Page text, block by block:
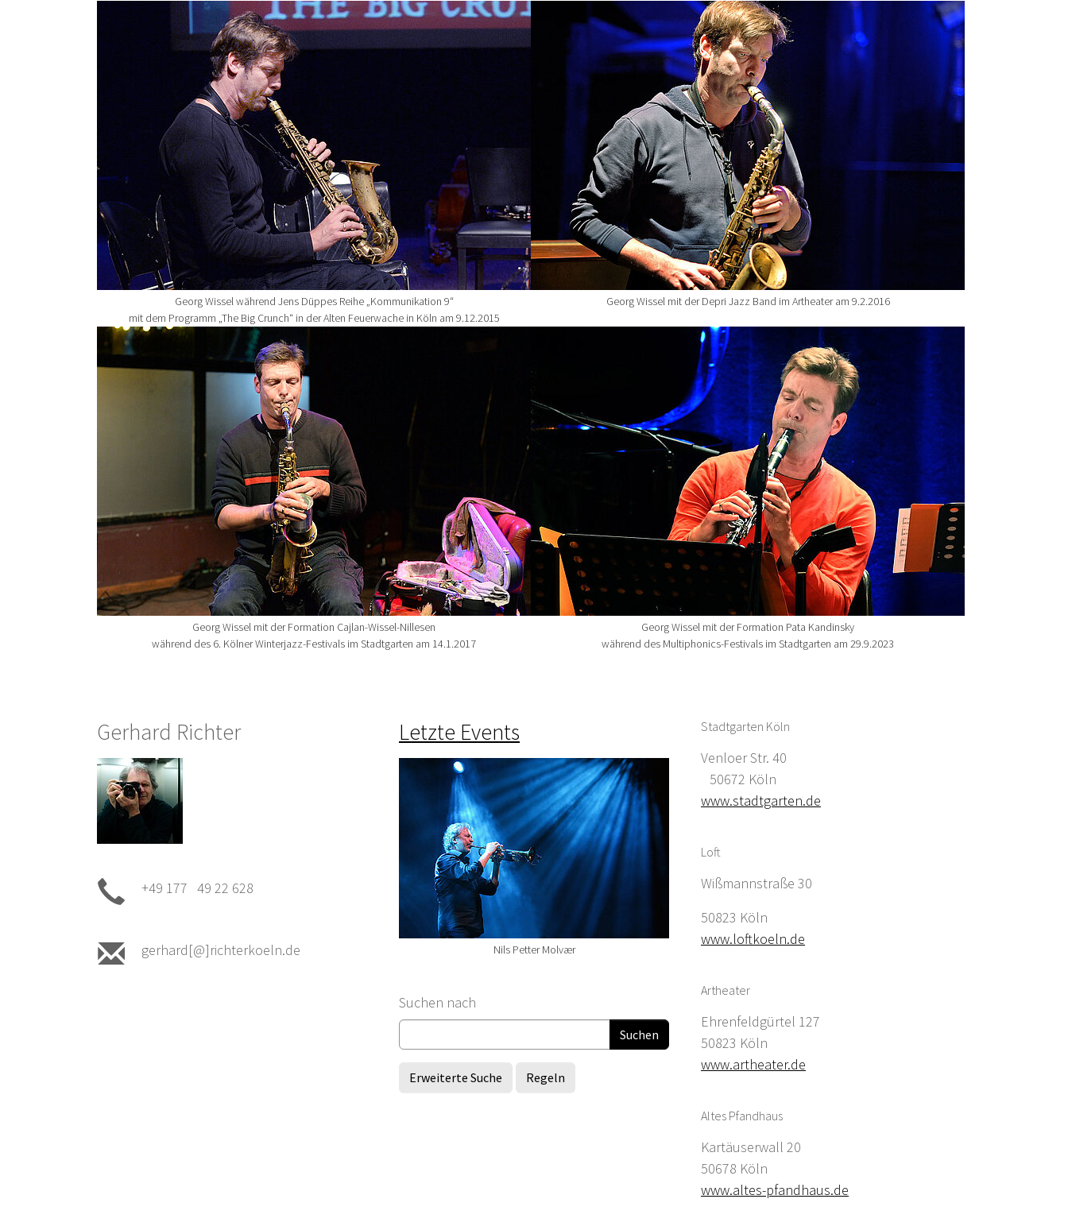
Show larger version for:
Georg Wissel während Jens Düppes Reihe „Kommunikation 9“
mit dem Programm „The Big Crunch“ in der Alten Feuerwache in Köln am 9.12.2015
Show larger version for:
Georg Wissel mit der Depri Jazz Band im Artheater am 9.2.2016
Show larger version for:
Georg Wissel mit der Formation Cajlan-Wissel-Nillesen
während des 6. Kölner Winterjazz-Festivals im Stadtgarten am 14.1.2017
Georg Wissel mit der Formation Pata Kandinsky
während des Multiphonics-Festivals im Stadtgarten am 29.9.2023
Gerhard Richter
+49 177 49 22 628
gerhard[@]richterkoeln.de
Letzte Events
Nils Petter Molvær
Suchformular
Suchen nach
Erweiterte Suche Regeln
Stadtgarten Köln
Venloer Str. 40
50672 Köln
www.stadtgarten.de
Loft
Wißmannstraße 30
50823 Köln
www.loftkoeln.de
Artheater
Ehrenfeldgürtel 127
50823 Köln
www.artheater.de
Altes Pfandhaus
Kartäuserwall 20
50678 Köln
www.altes-pfandhaus.de